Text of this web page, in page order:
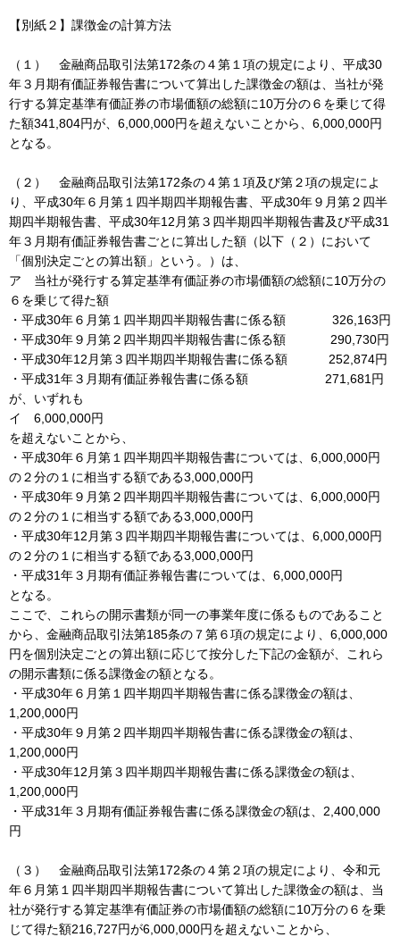
【別紙２】課徴金の計算方法
（１） 金融商品取引法第172条の４第１項の規定により、平成30
年３月期有価証券報告書について算出した課徴金の額は、当社が発
行する算定基準有価証券の市場価額の総額に10万分の６を乗じて得
た額341,804円が、6,000,000円を超えないことから、6,000,000円
となる。
（２） 金融商品取引法第172条の４第１項及び第２項の規定によ
り、平成30年６月第１四半期四半期報告書、平成30年９月第２四半
期四半期報告書、平成30年12月第３四半期四半期報告書及び平成31
年３月期有価証券報告書ごとに算出した額（以下（２）において
「個別決定ごとの算出額」という。）は、
ア 当社が発行する算定基準有価証券の市場価額の総額に10万分の
６を乗じて得た額
・平成30年６月第１四半期四半期報告書に係る額 326,163円
・平成30年９月第２四半期四半期報告書に係る額 290,730円
・平成30年12月第３四半期四半期報告書に係る額 252,874円
・平成31年３月期有価証券報告書に係る額 271,681円
が、いずれも
イ 6,000,000円
を超えないことから、
・平成30年６月第１四半期四半期報告書については、6,000,000円
の２分の１に相当する額である3,000,000円
・平成30年９月第２四半期四半期報告書については、6,000,000円
の２分の１に相当する額である3,000,000円
・平成30年12月第３四半期四半期報告書については、6,000,000円
の２分の１に相当する額である3,000,000円
・平成31年３月期有価証券報告書については、6,000,000円
となる。
ここで、これらの開示書類が同一の事業年度に係るものであること
から、金融商品取引法第185条の７第６項の規定により、6,000,000
円を個別決定ごとの算出額に応じて按分した下記の金額が、これら
の開示書類に係る課徴金の額となる。
・平成30年６月第１四半期四半期報告書に係る課徴金の額は、
1,200,000円
・平成30年９月第２四半期四半期報告書に係る課徴金の額は、
1,200,000円
・平成30年12月第３四半期四半期報告書に係る課徴金の額は、
1,200,000円
・平成31年３月期有価証券報告書に係る課徴金の額は、2,400,000
円
（３） 金融商品取引法第172条の４第２項の規定により、令和元
年６月第１四半期四半期報告書について算出した課徴金の額は、当
社が発行する算定基準有価証券の市場価額の総額に10万分の６を乗
じて得た額216,727円が6,000,000円を超えないことから、